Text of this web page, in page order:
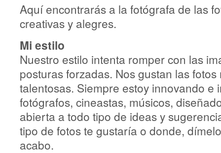
Aquí encontrarás a la fotógrafa de las
creativas y alegres.
Mi estilo
Nuestro estilo intenta romper con las
posturas forzadas. Nos gustan las
talentosas. Siempre estoy innovando e
fotógrafos, cineastas, músicos,
abierta a todo tipo de ideas y
tipo de fotos te gustaría o donde,
acabo.